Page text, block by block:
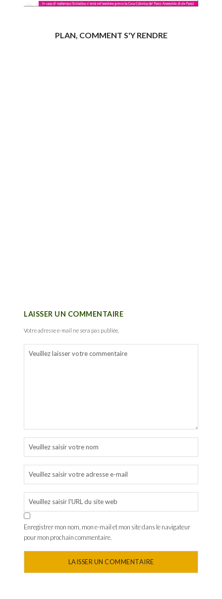
PLAN, COMMENT S'Y RENDRE
LAISSER UN COMMENTAIRE
Votre adresse e-mail ne sera pas publiée.
Enregistrer mon nom, mon e-mail et mon site dans le navigateur
pour mon prochain commentaire.